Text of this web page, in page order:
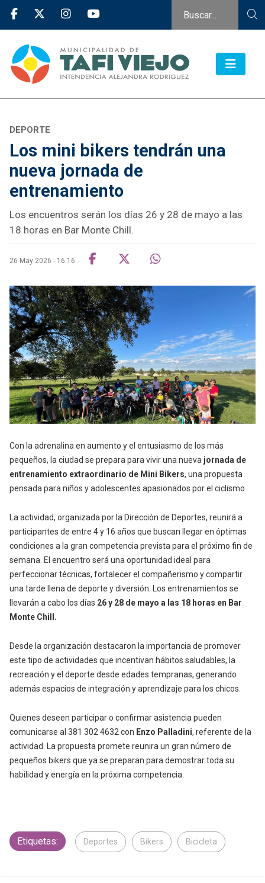
DEPORTE
Los mini bikers tendrán una
nueva jornada de
entrenamiento
Los encuentros serán los días 26 y 28 de mayo a las
18 horas en Bar Monte Chill.
26 May 2026 - 16:16
Con la adrenalina en aumento y el entusiasmo de los más
pequeños, la ciudad se prepara para vivir una nueva jornada de
entrenamiento extraordinario de Mini Bikers, una propuesta
pensada para niños y adolescentes apasionados por el ciclismo
La actividad, organizada por la Dirección de Deportes, reunirá a
participantes de entre 4 y 16 años que buscan llegar en óptimas
condiciones a la gran competencia prevista para el próximo fin de
semana. El encuentro será una oportunidad ideal para
perfeccionar técnicas, fortalecer el compañerismo y compartir
una tarde llena de deporte y diversión. Los entrenamientos se
llevarán a cabo los días 26 y 28 de mayo a las 18 horas en Bar
Monte Chill.
Desde la organización destacaron la importancia de promover
este tipo de actividades que incentivan hábitos saludables, la
recreación y el deporte desde edades tempranas, generando
además espacios de integración y aprendizaje para los chicos.
Quienes deseen participar o confirmar asistencia pueden
comunicarse al 381 302 4632 con Enzo Palladini, referente de la
actividad. La propuesta promete reunira un gran número de
pequeños bikers que ya se preparan para demostrar toda su
habilidad y energía en la próxima competencia.
Etiquetas: Deportes Bikers Bicicleta